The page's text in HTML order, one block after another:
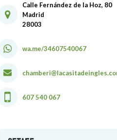
Calle Fernández de la Hoz, 80
Madrid
28003
wa.me/34607540067
607 540 067